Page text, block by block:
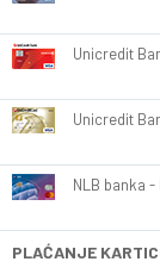
Unicredit
Unicredit
NLB banka
PLAĆANJE